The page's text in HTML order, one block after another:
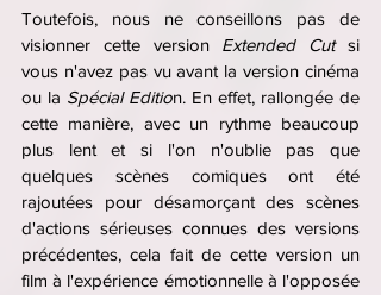
Toutefois, nous ne conseillons pas de
visionner cette version Extended Cut si
vous n'avez pas vu avant la version cinéma
ou la Spécial Edition. En effet, rallongée de
cette manière, avec un rythme beaucoup
plus lent et si l'on n'oublie pas que
quelques scènes comiques ont été
rajoutées pour désamorçant des scènes
d'actions sérieuses connues des versions
précédentes, cela fait de cette version un
film à l'expérience émotionnelle à l'opposée